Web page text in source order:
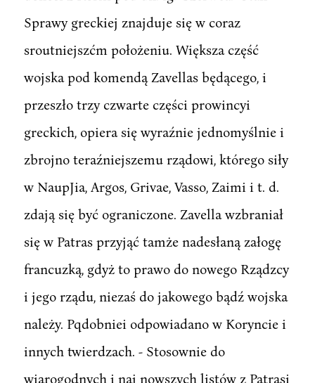
Sprawy greckiej znajduje się w coraz
sroutniejszćm położeniu. Większa część
wojska pod komendą Zavellas będącego, i
przeszło trzy czwarte części prowincyi
greckich, opiera się wyraźnie jednomyślnie i
zbrojno teraźniejszemu rządowi, którego siły
w NaupJia, Argos, Grivae, Vasso, Zaimi i t. d.
zdają się być ograniczone. Zavella wzbraniał
się w Patras przyjąć tamże nadesłaną załogę
francuzką, gdyż to prawo do nowego Rządzcy
i jego rządu, niezaś do jakowego bądź wojska
należy. Pqdobniei odpowiadano w Koryncie i
innych twierdzach. - Stosownie do
wiarogodnych i naj nowszych listów z Patrasi